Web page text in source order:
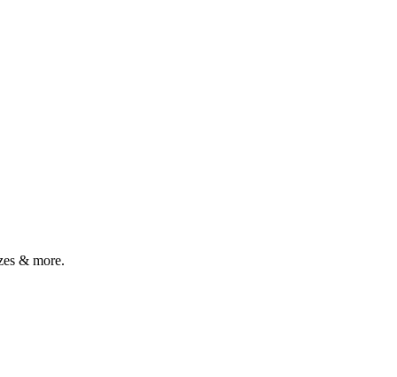
& more.